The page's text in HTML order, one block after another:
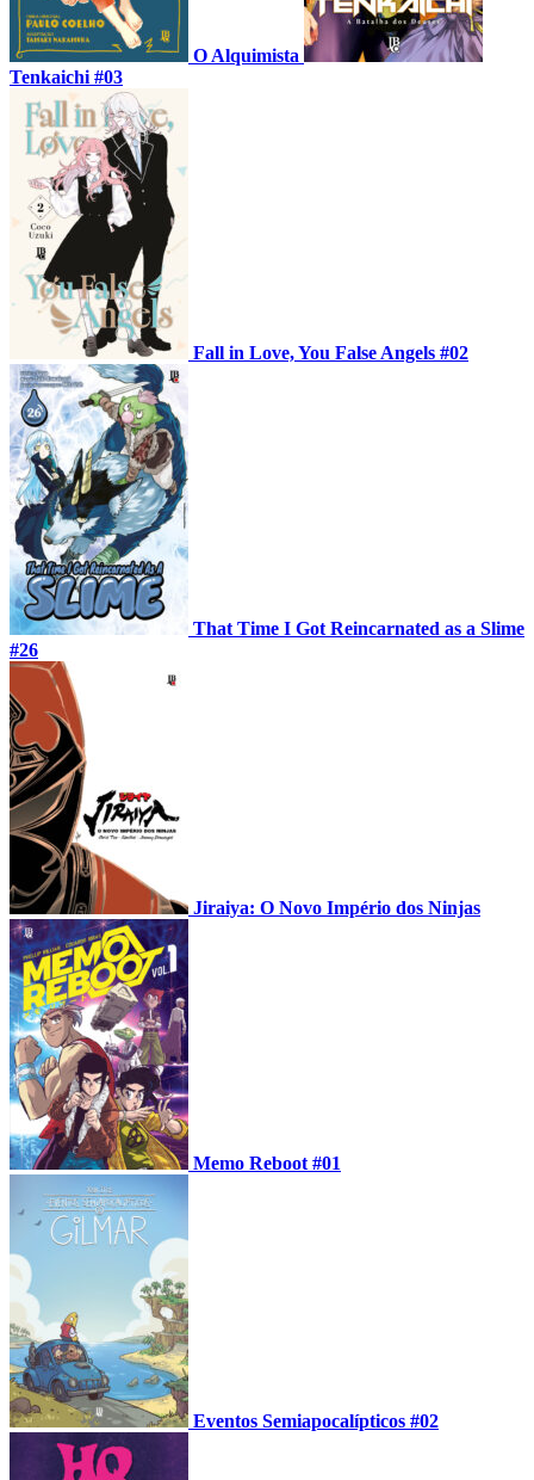
O Alquimista
Tenkaichi #03
Fall in Love, You False Angels #02
That Time I Got Reincarnated as a Slime
#26
Jiraiya: O Novo Império dos Ninjas
Memo Reboot #01
Eventos Semiapocalípticos #02